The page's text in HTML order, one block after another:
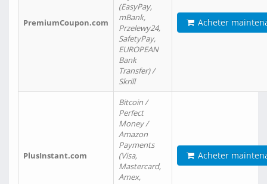
PremiumCoupon.com
(EasyPay,
mBank,
Przelewy24,
SafetyPay,
EUROPEAN
Bank
Transfer) /
Skrill
Acheter
PlusInstant.com
Bitcoin /
Perfect
Money /
Amazon
Payments
(Visa,
Mastercard,
Amex,
Acheter